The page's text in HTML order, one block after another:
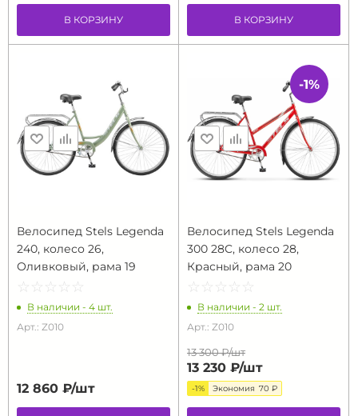
В КОРЗИНУ В КОРЗИНУ
Велосипед Stels Legenda
240, колесо 26,
Оливковый, рама 19
☆ ☆ ☆ ☆ ☆
★ ★ ★ ★ ★
В наличии - 4 шт.
Арт.: Z010
12 860 ₽/шт
Велосипед Stels Legenda
300 28C, колесо 28,
Красный, рама 20
☆ ☆ ☆ ☆ ☆
★ ★ ★ ★ ★
В наличии - 2 шт.
Арт.: Z010
13 300 ₽/шт
13 230 ₽/шт
-1% Экономия 70 ₽
-1%